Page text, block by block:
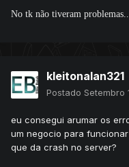
No tk não tiveram
kleitonalan321
Postado Setembro
eu consegui arumar os
um negocio para
que da crash no server?